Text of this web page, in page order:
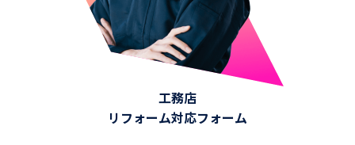
工務店
リフォーム対応フォーム